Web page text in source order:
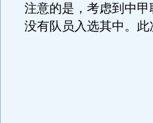
注意的是，考虑到中
没有队员入选其中。 此